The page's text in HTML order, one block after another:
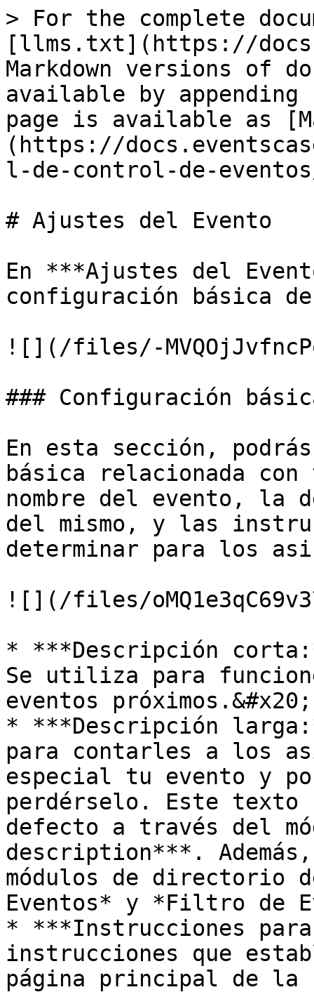
> For the complete
[llms.txt](https://
Markdown versions of
available by
page is available as
(https://
l-de-control-de-
# Ajustes del Evento
En ***Ajustes del
configuración básica
![](/files/-
### Configuración
En esta sección,
básica relacionada
nombre del evento, la
del mismo, y las
determinar para los
![](/files/
* ***Descripción
Se utiliza para
eventos próximos.&#x20;
* ***Descripción
para contarles a los
especial tu evento y
perdérselo. Este
defecto a través del
description***.
módulos de directorio
Eventos* y *Filtro de
* ***Instrucciones
instrucciones que
página principal de la